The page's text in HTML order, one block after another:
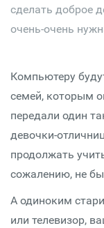
сделать доброе
очень-очень
Компьютеру
семей, которым
передали один
девочки-
продолжать
сожалению, не
А одиноким
или телевизор,